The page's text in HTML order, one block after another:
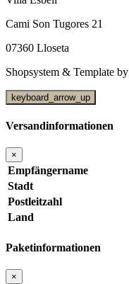
Cami Son Tugores 21
07360 Lloseta
Shopsystem & Template by
keyboard_arrow_up
Versandinformationen
×
Empfängername
Stadt
Postleitzahl
Land
Paketinformationen
×